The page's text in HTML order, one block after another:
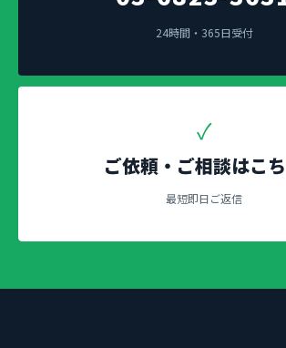
24時間・365日受付
✓
ご依頼・ご相談はこ
最短即日ご返信